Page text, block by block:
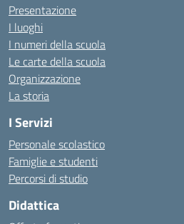
Presentazione
I luoghi
I numeri della scuola
Le carte della scuola
Organizzazione
La storia
I Servizi
Personale scolastico
Famiglie e studenti
Percorsi di studio
Didattica